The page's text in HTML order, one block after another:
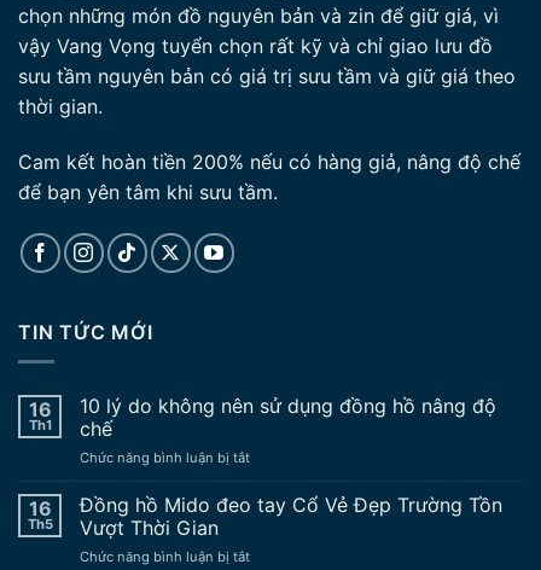
chọn những món đồ nguyên bản và zin để giữ giá, vì
vậy Vang Vọng tuyển chọn rất kỹ và chỉ giao lưu đồ
sưu tầm nguyên bản có giá trị sưu tầm và giữ giá theo
thời gian.
Cam kết hoàn tiền 200% nếu có hàng giả, nâng độ chế
để bạn yên tâm khi sưu tầm.
TIN TỨC MỚI
16
Th1
10 lý do không nên sử dụng đồng hồ nâng độ
chế
Chức năng bình luận bị tắtở
lý
nên
16
Th5
Đồng hồ Mido đeo tay Cổ Vẻ Đẹp Trường Tồn
Vượt Thời Gian
Chức năng bình luận bị tắtở